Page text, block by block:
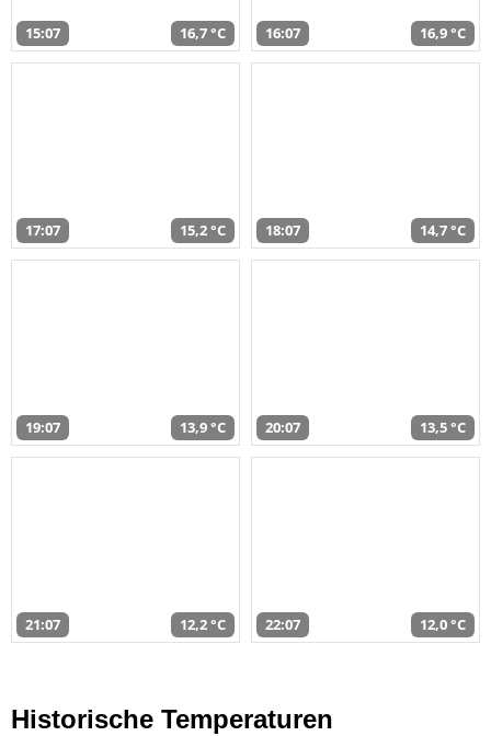
15:07 16,7 °C 16:07 16,9 °C
17:07 15,2 °C 18:07 14,7 °C
19:07 13,9 °C 20:07 13,5 °C
21:07 12,2 °C 22:07 12,0 °C
Historische Temperaturen